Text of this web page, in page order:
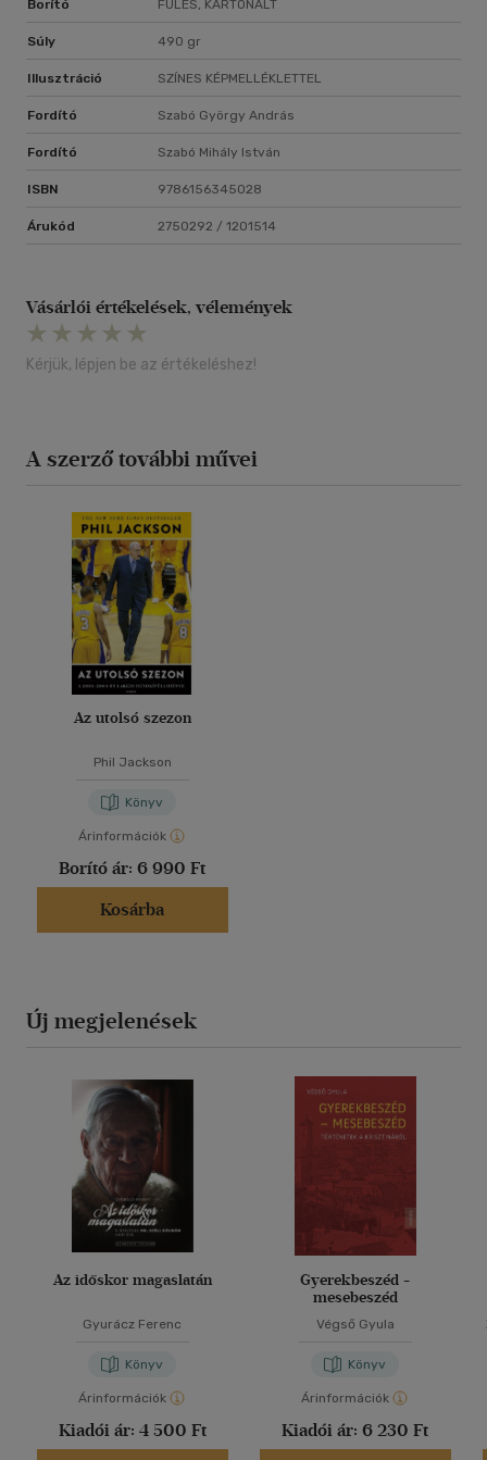
Borító FÜLES, KARTONÁLT
Súly 490 gr
Illusztráció SZÍNES KÉPMELLÉKLETTEL
Fordító Szabó György András
Fordító Szabó Mihály István
ISBN 9786156345028
Árukód 2750292 / 1201514
Vásárlói értékelések, vélemények
Kérjük, lépjen be az értékeléshez!
A szerző további művei
Az utolsó szezon
Phil Jackson
Könyv
Árinformációk
Borító ár: 6 990 Ft
Kosárba
Új megjelenések
Az időskor magaslatán
Gyurácz Ferenc
Könyv
Árinformációk
Kiadói ár: 4 500 Ft
Gyerekbeszéd -
mesebeszéd
Végső Gyula
Könyv
Árinformációk
Kiadói ár: 6 230 Ft